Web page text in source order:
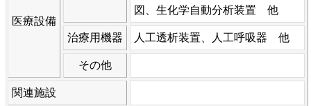
医療設備
図、生化学自動分析装置 他
治療用機器 人工透析装置、人工呼吸器 他
その他
関連施設